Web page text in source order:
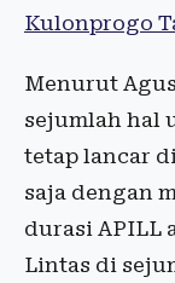
Kulonprogo
Menurut
sejumlah hal
tetap lancar
saja dengan
durasi APILL
Lintas di